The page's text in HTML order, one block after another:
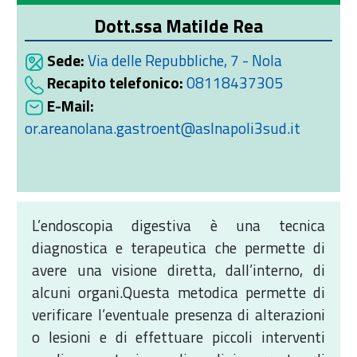
Dott.ssa Matilde Rea
Sede:Via delle Repubbliche, 7 - Nola
Recapito telefonico:08118437305
E-Mail:
or.areanolana.gastroent@aslnapoli3sud.it
L’endoscopia digestiva è una tecnica
diagnostica e terapeutica che permette di
avere una visione diretta, dall’interno, di
alcuni organi.Questa metodica permette di
verificare l’eventuale presenza di alterazioni
o lesioni e di effettuare piccoli interventi